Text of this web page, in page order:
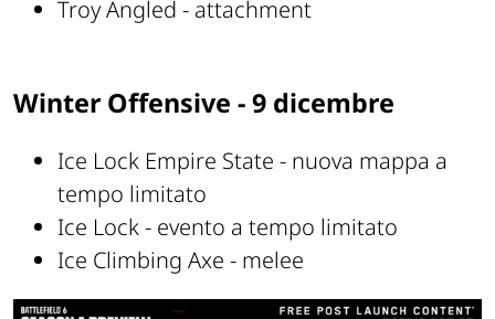
Troy Angled - attachment
Winter Offensive - 9 dicembre
Ice Lock Empire State - nuova mappa a
tempo limitato
Ice Lock - evento a tempo limitato
Ice Climbing Axe - melee